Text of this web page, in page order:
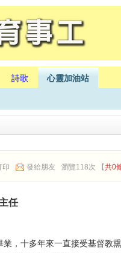
詩歌 心靈加油站
印 發給朋友 瀏覽118次 【共0
任
，十多年來一直接受基督教